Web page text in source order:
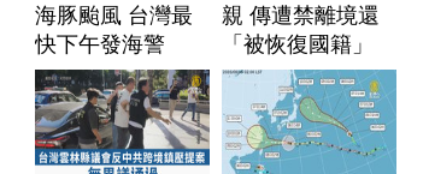
海豚颱風 台灣最
快下午發海警
親 傳遭禁離境還
「被恢復國籍」